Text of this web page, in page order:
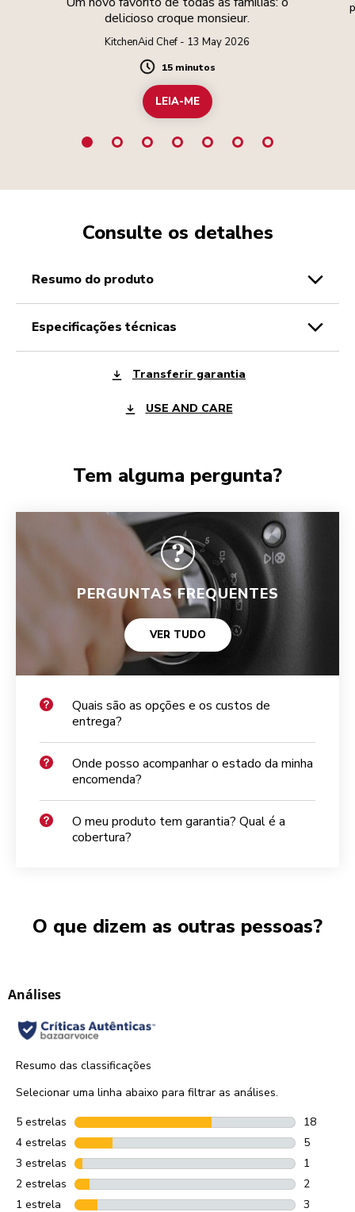
delicioso croque monsieur.
KitchenAid Chef - 13 May 2026
Duration
15 minutos
LEIA-ME
Consulte os detalhes
resumo do produto
especificações técnicas
Transferir garantia
USE AND CARE
Tem alguma pergunta?
PERGUNTAS FREQUENTES
VER TUDO
Quais são as opções e os custos de
entrega?
Onde posso acompanhar o estado da minha
encomenda?
O meu produto tem garantia? Qual é a
cobertura?
O que dizem as outras pessoas?